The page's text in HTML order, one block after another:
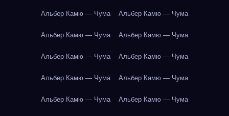
Альбер Камю — Чума Альбер Камю — Чума
Альбер Камю — Чума Альбер Камю — Чума
Альбер Камю — Чума Альбер Камю — Чума
Альбер Камю — Чума Альбер Камю — Чума
Альбер Камю — Чума Альбер Камю — Чума